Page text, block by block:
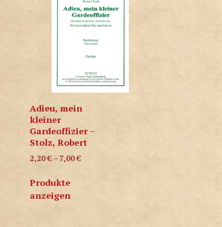
Adieu, mein
kleiner
Gardeoffizier –
Stolz, Robert
2,20€ – 7,00€
Produkte
anzeigen